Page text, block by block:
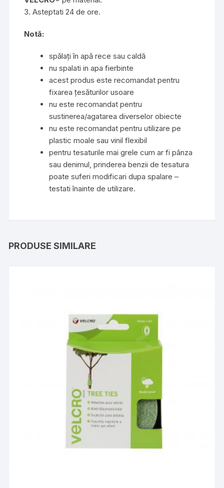
3. Asteptati 24 de ore.
Notă:
spălați în apă rece sau caldă
nu spalati in apa fierbinte
acest produs este recomandat pentru
fixarea țesăturilor usoare
nu este recomandat pentru
sustinerea/agatarea diverselor obiecte
nu este recomandat pentru utilizare pe
plastic moale sau vinil flexibil
pentru tesaturile mai grele cum ar fi pânza
sau denimul, prinderea benzii de tesatura
poate suferi modificari dupa spalare –
testati înainte de utilizare.
PRODUSE SIMILARE